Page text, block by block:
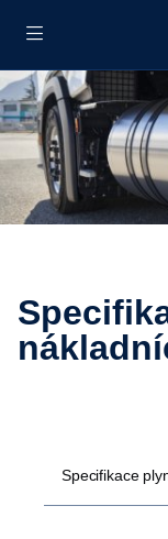
Specifikace plynových
Specifikace